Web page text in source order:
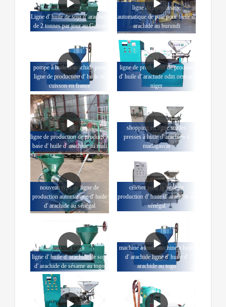
Ligne d' huile de soja d' arachide
de 2 tonnes par jour au Gabon
ligne de remplissage
automatique de pate pour huile d'
arachide au burundi
pompe à huile d' arachide pour
ligne de production d' huile de
cuisson en france
ligne de production de produits
d' huile d' arachide odm oem au
niger
ligne de production de produits à
base d' huile d' arachide au mali
shopping en ligne sur les
presses à huile d' arachide à
madagascar
nouveau type de ligne de
production automatique d' huile
d' arachide au sénégal
célèbre pour la ligne de
production d' huile d' arachide au
sénégal
ligne d' huile d' arachide de soja
d' arachide de sésame au togo
machine à huile machine à huile
d' arachide ligne d' huile d'
arachide au togo